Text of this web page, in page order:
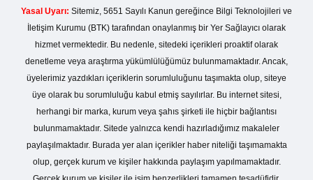
Yasal Uyarı: Sitemiz, 5651 Sayılı Kanun gereğince Bilgi Teknolojileri ve
İletişim Kurumu (BTK) tarafından onaylanmış bir Yer Sağlayıcı olarak
hizmet vermektedir. Bu nedenle, sitedeki içerikleri proaktif olarak
denetleme veya araştırma yükümlülüğümüz bulunmamaktadır. Ancak,
üyelerimiz yazdıkları içeriklerin sorumluluğunu taşımakta olup, siteye
üye olarak bu sorumluluğu kabul etmiş sayılırlar. Bu internet sitesi,
herhangi bir marka, kurum veya şahıs şirketi ile hiçbir bağlantısı
bulunmamaktadır. Sitede yalnızca kendi hazırladığımız makaleler
paylaşılmaktadır. Burada yer alan içerikler haber niteliği taşımamakta
olup, gerçek kurum ve kişiler hakkında paylaşım yapılmamaktadır.